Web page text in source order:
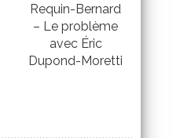
Requin-Bernard
– Le problème
avec Éric
Dupond-Moretti